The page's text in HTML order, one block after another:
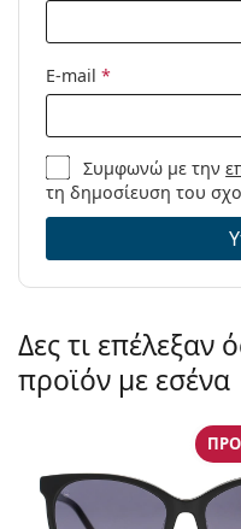
E-mail *
Συμφωνώ με την
τη δημοσίευση του
Δες τι επέλεξαν
προϊόν με εσένα